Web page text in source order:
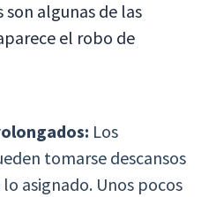
son algunas de las
el robo de
Los
tomarse descansos
asignado. Unos pocos